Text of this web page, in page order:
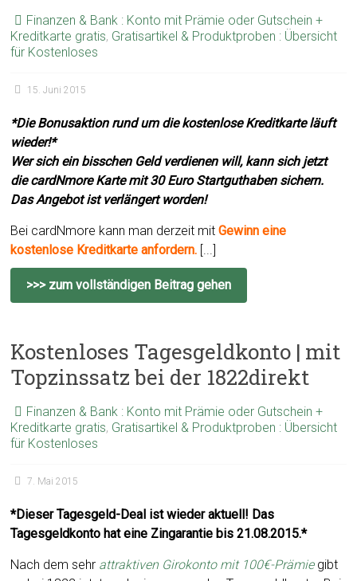
Finanzen & Bank : Konto mit Prämie oder Gutschein +
Kreditkarte gratis, Gratisartikel & Produktproben : Übersicht
für Kostenloses
15. Juni 2015
*Die Bonusaktion rund um die kostenlose Kreditkarte läuft
wieder!*
Wer sich ein bisschen Geld verdienen will, kann sich jetzt
die cardNmore Karte mit 30 Euro Startguthaben sichern.
Das Angebot ist verlängert worden!
Bei cardNmore kann man derzeit mit Gewinn eine
kostenlose Kreditkarte anfordern. [...]
>>> zum vollständigen Beitrag gehen
Kostenloses Tagesgeldkonto | mit
Topzinssatz bei der 1822direkt
Finanzen & Bank : Konto mit Prämie oder Gutschein +
Kreditkarte gratis, Gratisartikel & Produktproben : Übersicht
für Kostenloses
7. Mai 2015
*Dieser Tagesgeld-Deal ist wieder aktuell! Das
Tagesgeldkonto hat eine Zingarantie bis 21.08.2015.*
Nach dem sehr attraktiven Girokonto mit 100€-Prämiegibt